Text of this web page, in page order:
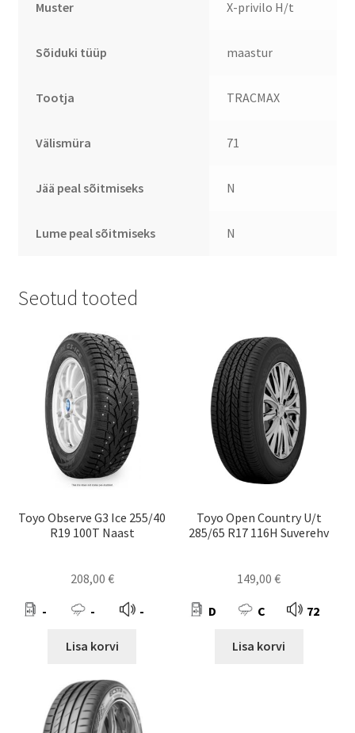
Muster X-privilo H/t
Sõiduki tüüp maastur
Tootja TRACMAX
Välismüra 71
Jää peal sõitmiseks N
Lume peal sõitmiseks N
Seotud tooted
Toyo Observe G3 Ice 255/40
R19 100T Naast
208,00 €
- - -
Lisa korvi
Toyo Open Country U/t
285/65 R17 116H Suverehv
149,00€
D C 72
Lisa korvi